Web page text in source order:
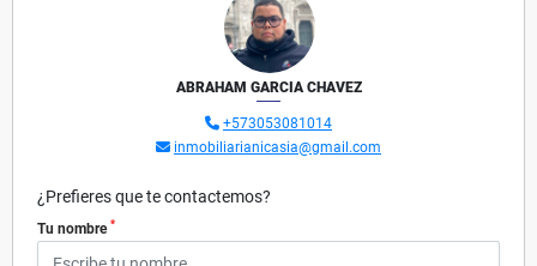
ABRAHAM GARCIA CHAVEZ
+573053081014
inmobiliarianicasia@gmail.com
¿Prefieres que te contactemos?
Tu nombre *